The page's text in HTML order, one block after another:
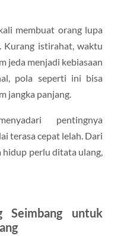
membuat orang lupa
Kurang istirahat, waktu
jeda menjadi kebiasaan
pola seperti ini bisa
jangka panjang.
pentingnya
terasa cepat lelah. Dari
hidup perlu ditata ulang,
Seimbang untuk